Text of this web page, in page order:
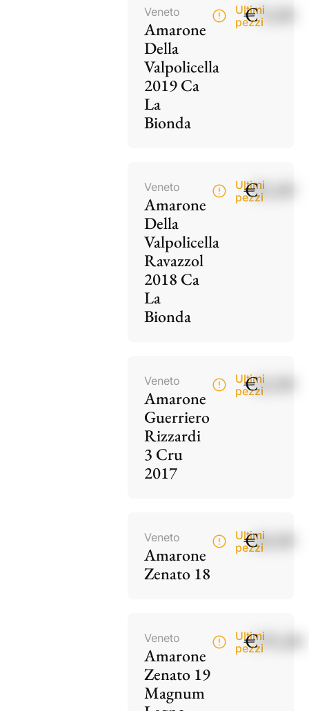
Veneto
Amarone
Della
Valpolicella
2019 Ca
La
Bionda
Ultimi
pezzi
€73,00
Veneto
Amarone
Della
Valpolicella
Ravazzol
2018 Ca
La
Bionda
Ultimi
pezzi
€85,00
Veneto
Amarone
Guerriero
Rizzardi
3 Cru
2017
Ultimi
pezzi
€42,00
Veneto
Amarone
Zenato 18
Ultimi
pezzi
€60,00
Veneto
Amarone
Zenato 19
Magnum
Ultimi
pezzi
€195,00